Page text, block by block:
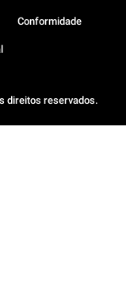
direitos reservados.
Conformidade